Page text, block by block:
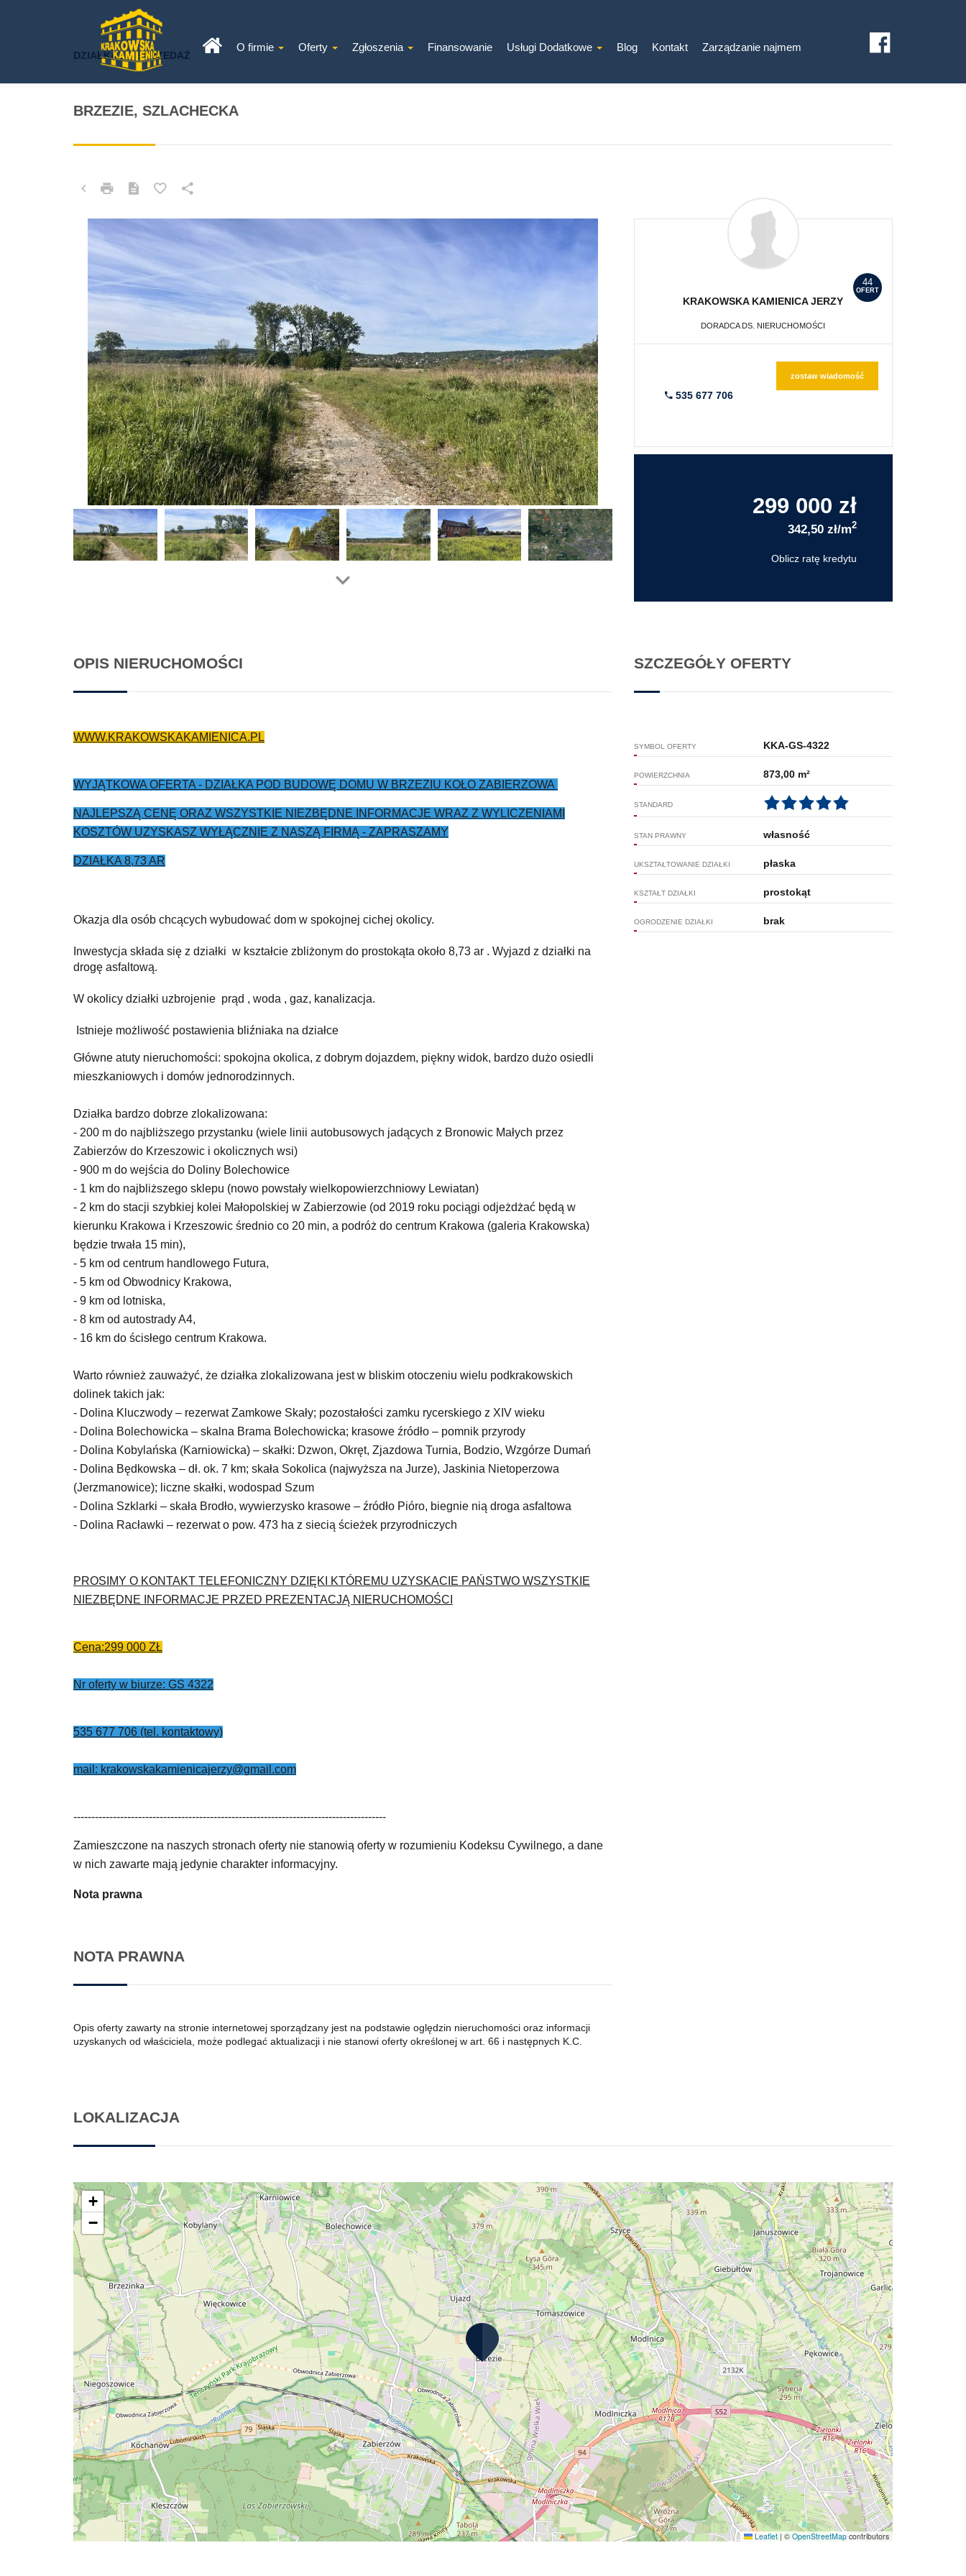
O firmie Oferty Zgłoszenia Finansowanie Usługi Dodatkowe Blog Kontakt Zarządzanie najmem
BRZEZIE, SZLACHECKA
DZIAŁKA NA SPRZEDAŻ
44
OFERT
KRAKOWSKA KAMIENICAJERZY
DORADCA DS. NIERUCHOMOŚCI
535 677 706
zostaw wiadomość
299 000 zł
342,50 zł/m2
Oblicz ratę kredytu
OPIS NIERUCHOMOŚCI
WWW.KRAKOWSKAKAMIENICA.PL
WYJĄTKOWA OFERTA - DZIAŁKA POD BUDOWĘ DOMU W BRZEZIU KOŁO ZABIERZOWA
NAJLEPSZĄ CENĘ ORAZ WSZYSTKIE NIEZBĘDNE INFORMACJE WRAZ Z WYLICZENIAMI
KOSZTÓW UZYSKASZ WYŁĄCZNIE Z NASZĄ FIRMĄ - ZAPRASZAMY
DZIAŁKA 8,73 AR
Okazja dla osób chcących wybudować dom w spokojnej cichej okolicy.
Inwestycja składa się z działki w kształcie zbliżonym do prostokąta około 8,73 ar . Wyjazd z działki na
drogę asfaltową.
W okolicy działki uzbrojenie prąd , woda , gaz, kanalizacja.
Istnieje możliwość postawienia bliźniaka na działce
Główne atuty nieruchomości: spokojna okolica, z dobrym dojazdem, piękny widok, bardzo dużo osiedli
mieszkaniowych i domów jednorodzinnych.
Działka bardzo dobrze zlokalizowana:
- 200 m do najbliższego przystanku (wiele linii autobusowych jadących z Bronowic Małych przez
Zabierzów do Krzeszowic i okolicznych wsi)
- 900 m do wejścia do Doliny Bolechowice
- 1 km do najbliższego sklepu (nowo powstały wielkopowierzchniowy Lewiatan)
- 2 km do stacji szybkiej kolei Małopolskiej w Zabierzowie (od 2019 roku pociągi odjeżdżać będą w
kierunku Krakowa i Krzeszowic średnio co 20 min, a podróż do centrum Krakowa (galeria Krakowska)
będzie trwała 15 min),
- 5 km od centrum handlowego Futura,
- 5 km od Obwodnicy Krakowa,
- 9 km od lotniska,
- 8 km od autostrady A4,
- 16 km do ścisłego centrum Krakowa.
Warto również zauważyć, że działka zlokalizowana jest w bliskim otoczeniu wielu podkrakowskich
dolinek takich jak:
- Dolina Kluczwody – rezerwat Zamkowe Skały; pozostałości zamku rycerskiego z XIV wieku
- Dolina Bolechowicka – skalna Brama Bolechowicka; krasowe źródło – pomnik przyrody
- Dolina Kobylańska (Karniowicka) – skałki: Dzwon, Okręt, Zjazdowa Turnia, Bodzio, Wzgórze Dumań
- Dolina Będkowska – dł. ok. 7 km; skała Sokolica (najwyższa na Jurze), Jaskinia Nietoperzowa
(Jerzmanowice); liczne skałki, wodospad Szum
- Dolina Szklarki – skała Brodło, wywierzysko krasowe – źródło Pióro, biegnie nią droga asfaltowa
- Dolina Racławki – rezerwat o pow. 473 ha z siecią ścieżek przyrodniczych
PROSIMY O KONTAKT TELEFONICZNY DZIĘKI KTÓREMU UZYSKACIE PAŃSTWO WSZYSTKIE
NIEZBĘDNE INFORMACJE PRZED PREZENTACJĄ NIERUCHOMOŚCI
Cena:299 000 ZŁ
Nr oferty w biurze: GS 4322
535 677 706 (tel. kontaktowy)
mail: krakowskakamienicajerzy@gmail.com
---------------------------------------------------------------------------------------
Zamieszczone na naszych stronach oferty nie stanowią oferty w rozumieniu Kodeksu Cywilnego, a dane
w nich zawarte mają jedynie charakter informacyjny.
Nota prawna
NOTA PRAWNA
Opis oferty zawarty na stronie internetowej sporządzany jest na podstawie oględzin nieruchomości oraz informacji
uzyskanych od właściciela, może podlegać aktualizacji i nie stanowi oferty określonej w art. 66 i następnych K.C.
SZCZEGÓŁY OFERTY
SYMBOL OFERTY KKA-GS-4322
POWIERZCHNIA 873,00 m²
STANDARD
STAN PRAWNY własność
UKSZTAŁTOWANIE DZIAŁKI płaska
KSZTAŁT DZIAŁKI prostokąt
OGRODZENIE DZIAŁKI brak
LOKALIZACJA
+
−
Leaflet | © OpenStreetMap contributors